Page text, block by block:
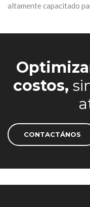
altamente capacitado
costos,
CONTACTÁNOS